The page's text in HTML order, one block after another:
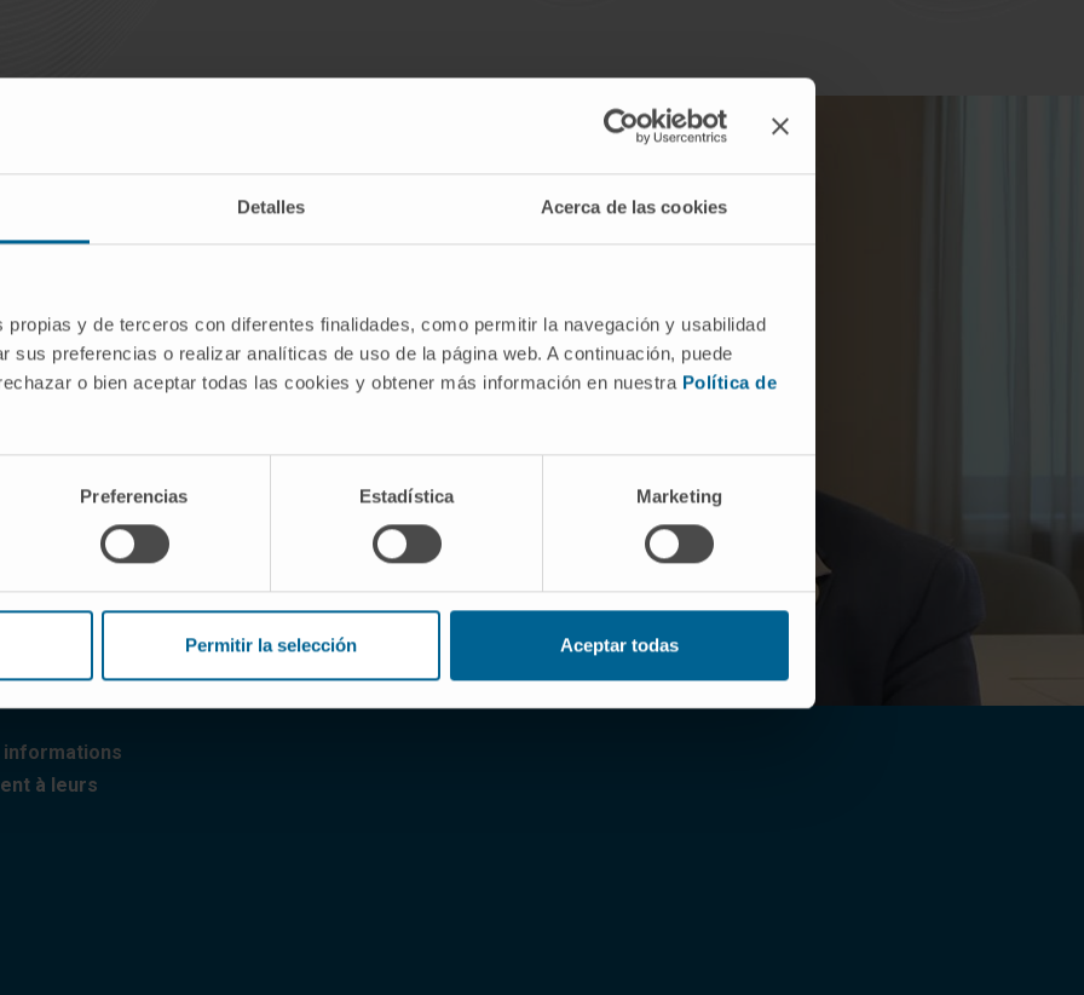
Detalles Acerca de las cookies
propias y de terceros con diferentes finalidades, como permitir la navegación y usabilidad
sus preferencias o realizar analíticas de uso de la página web. A continuación, puede
o bien aceptar todas las cookies y obtener más información en nuestra Política de
Preferencias Estadística Marketing
Permitir la selección Aceptar todas
importantes sur le
sont
et pour aider à
patient que pour
de développer
les antécédents
mais avec
Il inclut
trois
informations
à leurs